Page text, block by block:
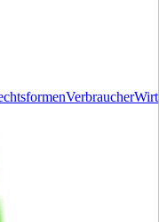
Verbraucher